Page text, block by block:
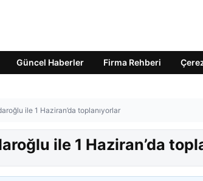
Güncel Haberler Firma Rehberi
ile 1 Haziran’da toplanıyorlar
ile 1 Haziran’da